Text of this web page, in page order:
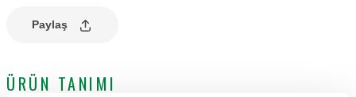
Paylaş
ÜRÜN TANIMI